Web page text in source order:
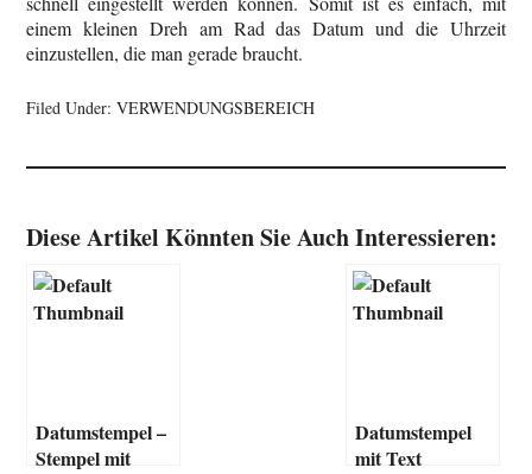
einem kleinen Dreh am Rad das Datum und die Uhrzeit
einzustellen, die man gerade braucht.
Filed Under:VERWENDUNGSBEREICH
Diese Artikel Könnten Sie Auch Interessieren:
Datumstempel –
Stempel mit
Datumstempel
mit Text